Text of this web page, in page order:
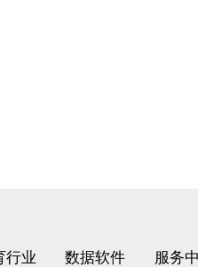
行业 数据软件 服务